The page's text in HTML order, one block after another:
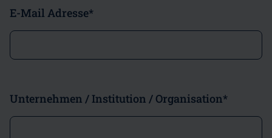
E-Mail Adresse*
Unternehmen / Institution / Organisation*